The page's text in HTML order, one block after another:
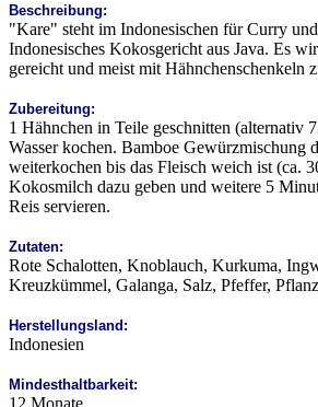
Beschreibung:
"Kare" steht im Indonesischen für Curry
Indonesisches Kokosgericht aus Java. Es
gereicht und meist mit Hähnchenschenkeln
Zubereitung:
1 Hähnchen in Teile geschnitten (alternativ
Wasser kochen. Bamboe Gewürzmischung
weiterkochen bis das Fleisch weich ist (ca.
Kokosmilch dazu geben und weitere 5
Reis servieren.
Zutaten:
Rote Schalotten, Knoblauch, Kurkuma,
Kreuzkümmel, Galanga, Salz, Pfeffer,
Herstellungsland:
Indonesien
Mindesthaltbarkeit:
12 Monate